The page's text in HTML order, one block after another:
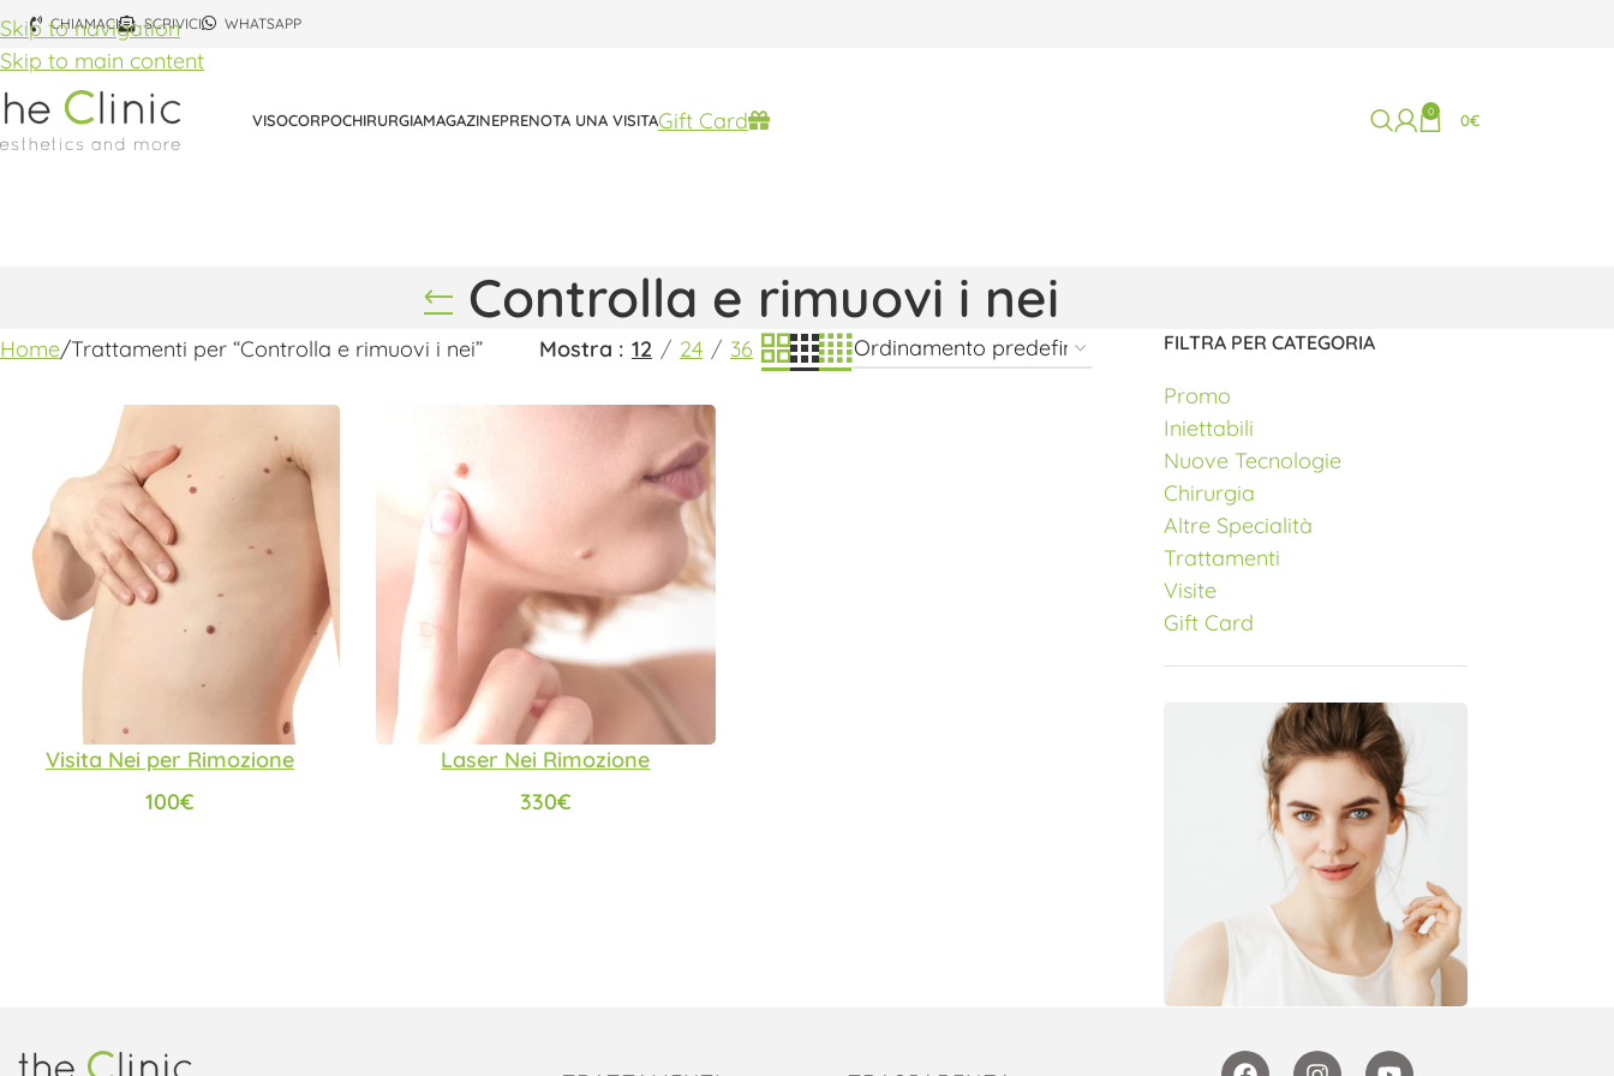
Skip to navigation
Skip to main content
CHIAMACI SCRIVICI WHATSAPP
VISOCORPOCHIRURGIAMAGAZINEPRENOTA UNA VISITAGift Card 0 0€
Controlla e rimuovi i nei
Home Trattamenti per “Controlla e rimuovi i nei” Mostra 12 24 36
Visita Nei per Rimozione
100€
Laser Nei Rimozione
330€
FILTRA PER CATEGORIA
Promo
Iniettabili
Nuove Tecnologie
Chirurgia
Altre Specialità
Trattamenti
Visite
Gift Card
MORPHEUS 8